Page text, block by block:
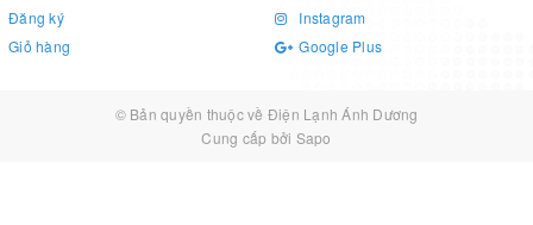
Đăng ký
Giỏ hàng
Instagram
Google Plus
© Bản quyền thuộc về Điện Lạnh Ánh Dương
Cung cấp bởi Sapo